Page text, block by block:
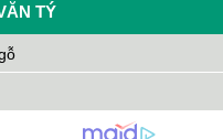
TÝ